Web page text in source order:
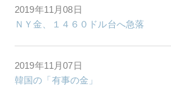
2019年11月08日
ＮＹ金、１４６０ドル台へ急落
2019年11月07日
韓国の「有事の金」